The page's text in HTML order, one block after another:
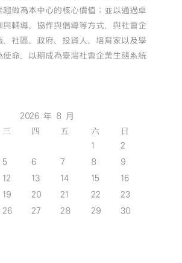
趣做為本中心的核心價值；並以通過卓
與輔導、協作與倡導等方式，與社會企
、社區、政府、投資人、培育家以及學
使命，以期成為臺灣社會企業生態系統
2026 年 8 月
三 四 五 六 日
1
2
5 6 7 8
9
12 13 14 15
16
19 20 21 22
23
26 27 28 29
30